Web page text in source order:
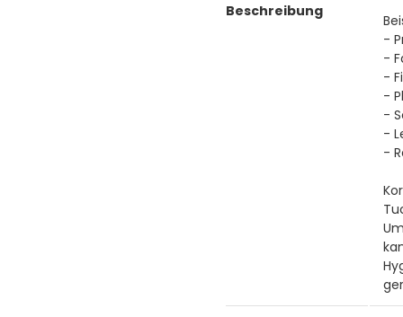
Beschreibung
-
-
-
-
-
-
-